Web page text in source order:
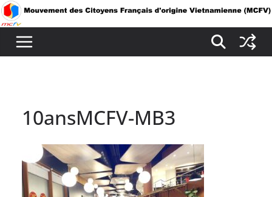
Passer
au
contenu
10ansMCFV-MB3